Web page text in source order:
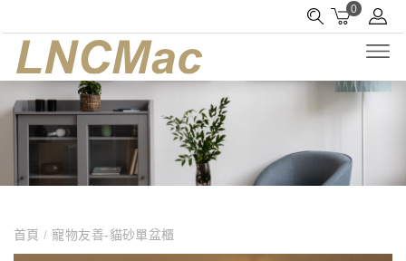
0
首頁/ 寵物友善-貓砂單盆櫃